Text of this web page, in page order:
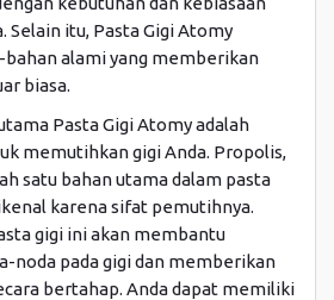
Selain itu, Pasta Gigi Atomy
bahan alami yang memberikan
biasa.
Pasta Gigi Atomy adalah
memutihkan gigi Anda. Propolis,
satu bahan utama dalam pasta
karena sifat pemutihnya.
gigi ini akan membantu
noda pada gigi dan memberikan
bertahap. Anda dapat memiliki